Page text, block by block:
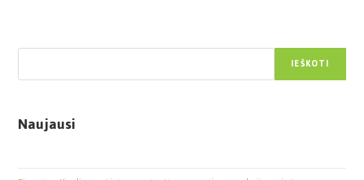
IEŠKOTI
Naujausi